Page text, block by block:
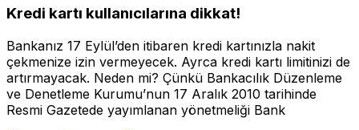
Kredi kartı kullanıcılarına dikkat!
Bankanız 17 Eylül’den itibaren kredi kartınızla nakit
çekmenize izin vermeyecek. Ayrca kredi kartı limitinizi de
artırmayacak. Neden mi? Çünkü Bankacılık Düzenleme
ve Denetleme Kurumu’nun 17 Aralık 2010 tarihinde
Resmi Gazetede yayımlanan yönetmeliği Bank